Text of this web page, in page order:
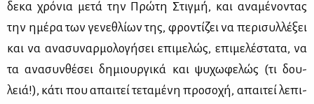
δε­κα χρό­νια με­τά την Πρώ­τη Στιγ­μή, και ανα­μέ­νο­ντας
την ημέ­ρα των γε­νε­θλί­ων της, φρο­ντί­ζει να πε­ρι­συλ­λέ­ξει
και να ανα­συ­ναρ­μο­λο­γή­σει επι­με­λώς, επι­με­λέ­στα­τα, να
τα ανα­συν­θέ­σει δη­μιουρ­γι­κά και ψυ­χω­φε­λώς (τι δου­
λειά!), κά­τι που απαι­τεί τε­τα­μέ­νη προ­σο­χή, απαι­τεί λε­πι­